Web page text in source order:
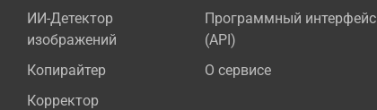
ИИ-Детектор
изображений
Копирайтер
Корректор
Программный интерфейс
(API)
О сервисе